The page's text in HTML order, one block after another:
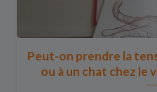
Peut-on prendre la
ou à un chat chez le